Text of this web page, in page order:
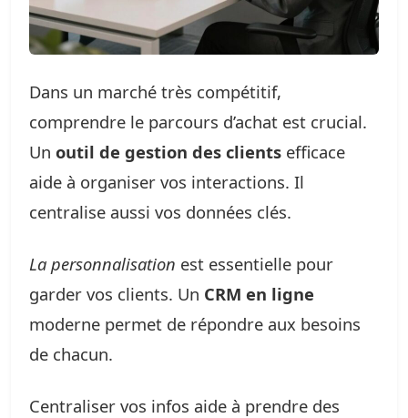
Dans un marché très compétitif,
comprendre le parcours d’achat est crucial.
Un outil de gestion des clients efficace
aide à organiser vos interactions. Il
centralise aussi vos données clés.
La personnalisation est essentielle pour
garder vos clients. Un CRM en ligne
moderne permet de répondre aux besoins
de chacun.
Centraliser vos infos aide à prendre des